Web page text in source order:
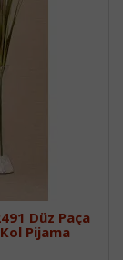
Düz Paça
Pijama